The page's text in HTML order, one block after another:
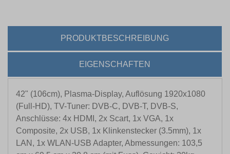
PRODUKTBESCHREIBUNG
EIGENSCHAFTEN
42" (106cm), Plasma-Display, Auflösung 1920x1080
(Full-HD), TV-Tuner: DVB-C, DVB-T, DVB-S,
Anschlüsse: 4x HDMI, 2x Scart, 1x VGA, 1x
Composite, 2x USB, 1x Klinkenstecker (3.5mm), 1x
LAN, 1x WLAN-USB Adapter, Abmessungen: 103,5